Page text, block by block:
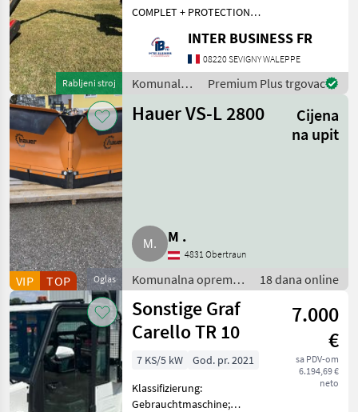
Rabljeni stroj
COMPLET + PROTECTION
HEURES Komunalna
oprema i vozila Kosilice za
nagibe
INTER BUSINESS FR
08220 SEVIGNY WALEPPE
Komunalna
vozila /
Premium Plus trgovac
Oglas
VIP TOP
Hauer VS-L 2800
Cijena
na upit
M .
4831 Obertraun
Komunalna oprema i
vozila / Rasipači za
sol
18 dana online
Sonstige Graf
Carello TR 10
7.000
€
sa PDV-om
6.194,69 €
neto
7 KS/5 kW
God. pr. 2021
Klassifizierung:
Gebrauchtmaschine;